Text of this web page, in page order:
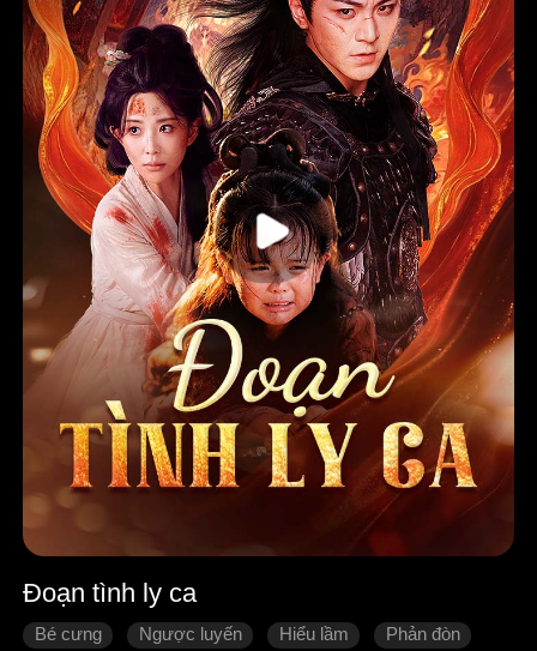
Đoạn tình ly ca
Bé cưng Ngược luyến Hiểu lầm
Phản đòn